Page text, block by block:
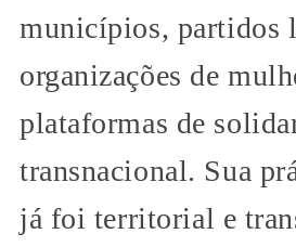
municípios, partidos
organizações de
plataformas de
transnacional. Sua
já foi territorial e